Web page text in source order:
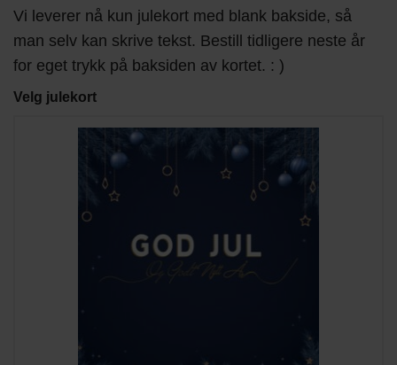
Vi leverer nå kun julekort med blank bakside, så
man selv kan skrive tekst. Bestill tidligere neste år
for eget trykk på baksiden av kortet. : )
Velg julekort